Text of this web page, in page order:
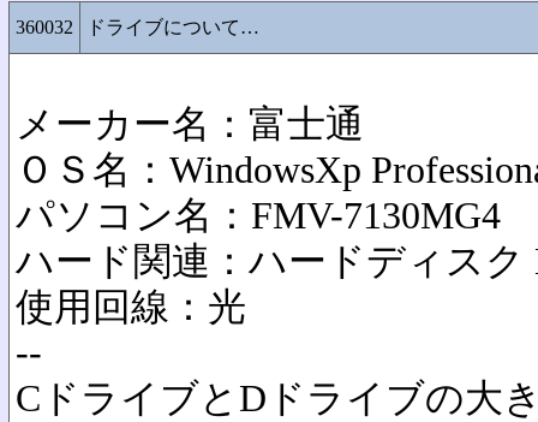
360032 ドライブについて…
メーカー名：富士通
ＯＳ名：WindowsXp
パソコン名：FMV-7130MG4
ハード関連：ハードディスク
使用回線：光
--
CドライブとDドライブの大